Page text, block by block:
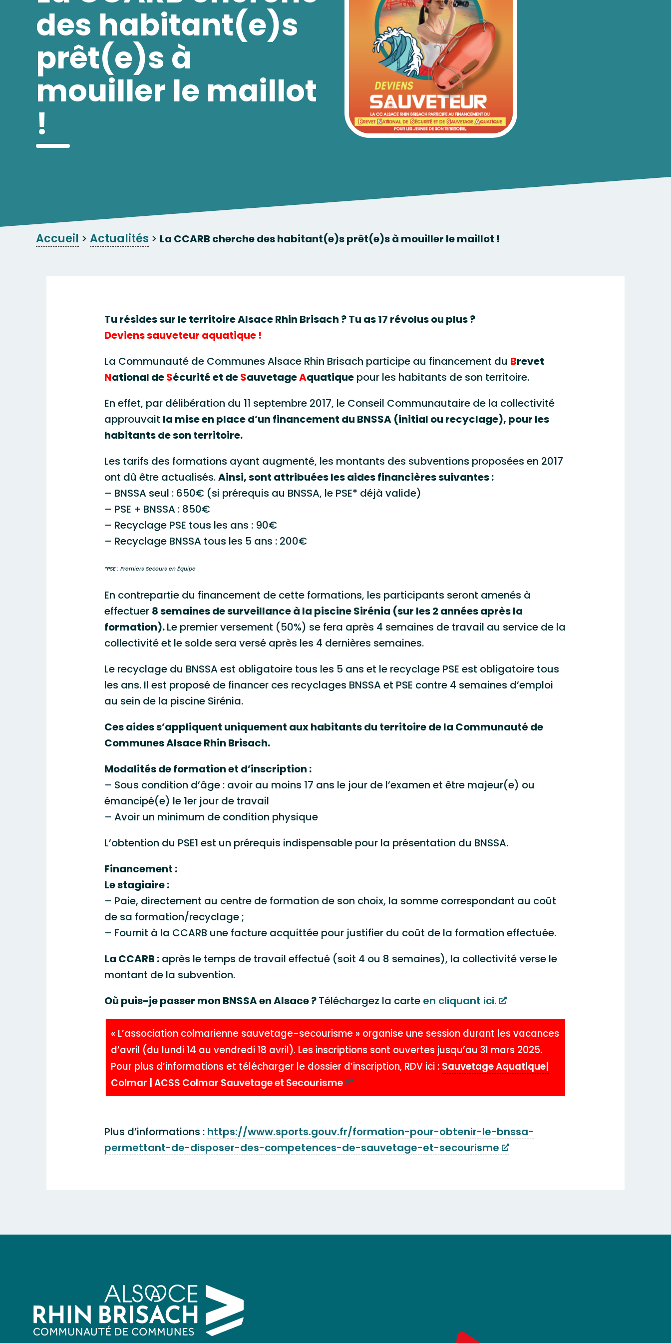
des habitant(e)s
prêt(e)s à
mouiller le maillot
!
Accueil > Actualités > La CCARB cherche des habitant(e)s prêt(e)s à mouiller le maillot !
Tu résides sur le territoire Alsace Rhin Brisach ? Tu as 17 révolus ou plus ?
Deviens sauveteur aquatique !
La Communauté de Communes Alsace Rhin Brisach participe au financement du Brevet
National deSécurité et deSauvetageAquatiquepour les habitants de son territoire.
En effet, par délibération du 11 septembre 2017, le Conseil Communautaire de la collectivité
approuvait la mise en place d’un financement du BNSSA (initial ou recyclage), pour les
habitants de son territoire.
Les tarifs des formations ayant augmenté, les montants des subventions proposées en 2017
ont dû être actualisés.Ainsi, sont attribuées les aides financières suivantes :
– BNSSA seul : 650€ (si prérequis au BNSSA, le PSE* déjà valide)
– PSE + BNSSA : 850€
– Recyclage PSE tous les ans : 90€
– Recyclage BNSSA tous les 5 ans : 200€
*PSE : Premiers Secours en Équipe
En contrepartie du financement de cette formations, les participants seront amenés à
effectuer 8 semaines de surveillance à la piscine Sirénia (sur les 2 années après la
formation).Le premier versement (50%) se fera après 4 semaines de travail au service de la
collectivité et le solde sera versé après les 4 dernières semaines.
Le recyclage du BNSSA est obligatoire tous les 5 ans et le recyclage PSE est obligatoire tous
les ans. Il est proposé de financer ces recyclages BNSSA et PSE contre 4 semaines d’emploi
au sein de la piscine Sirénia.
Ces aides s’appliquent uniquement aux habitants du territoire de la Communauté de
Communes Alsace Rhin Brisach.
Modalités de formation et d’inscription :
– Sous condition d’âge : avoir au moins 17 ans le jour de l’examen et être majeur(e) ou
émancipé(e) le 1er jour de travail
– Avoir un minimum de condition physique
L’obtention du PSE1 est un prérequis indispensable pour la présentation du BNSSA.
Financement :
Le stagiaire :
– Paie, directement au centre de formation de son choix, la somme correspondant au coût
de sa formation/recyclage ;
– Fournit à la CCARB une facture acquittée pour justifier du coût de la formation effectuée.
La CCARB :après le temps de travail effectué (soit 4 ou 8 semaines), la collectivité verse le
montant de la subvention.
Où puis-je passer mon BNSSA en Alsace ?Téléchargez la carte en cliquant ici.
« L’association colmarienne sauvetage-secourisme » organise une session durant les vacances
d’avril (du lundi 14 au vendredi 18 avril). Les inscriptions sont ouvertes jusqu’au 31 mars 2025.
Pour plus d’informations et télécharger le dossier d’inscription, RDV ici : Sauvetage Aquatique|
Colmar | ACSS Colmar Sauvetage et Secourisme
Plus d’informations : https://www.sports.gouv.fr/formation-pour-obtenir-le-bnssa-
permettant-de-disposer-des-competences-de-sauvetage-et-secourisme